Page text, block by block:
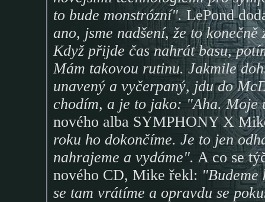
to bude monstrózní". LePond
ano, jsme nadšení, že to konečně
Když přijde čas nahrát basu,
Mám takovou rutinu. Jakmile
unavený a vyčerpaný, jdu do
chodím, a je to jako: "Aha. Moje
nového alba SYMPHONY X
roku ho dokončíme. Je to jen
nahrajeme a vydáme". A co se
nového CD, Mike řekl: "Budeme
se tam vrátíme a opravdu se